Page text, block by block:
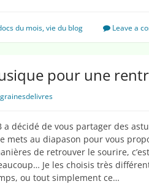
du mois,vie du blog Leave a
pour une
grainesdelivres
a décidé de vous partager des
mets au diapason pour vous
de retrouver le sourire,
Je les choisis très
ou tout simplement ce…